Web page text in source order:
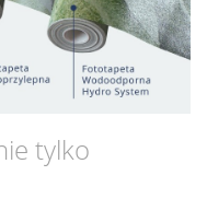
tylko